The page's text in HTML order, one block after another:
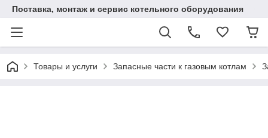
Поставка, монтаж и сервис котельного оборудования
Товары и услуги Запасные части к газовым котлам